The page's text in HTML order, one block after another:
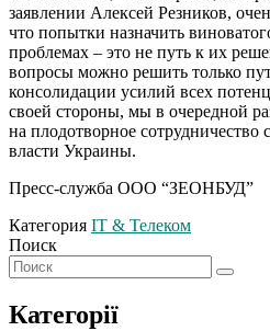
заявлении Алексей Резников,
что попытки назначить
проблемах – это не путь к их
вопросы можно решить только
консолидации усилий всех
своей стороны, мы в очередной
на плодотворное сотрудничество
власти Украины.
Пресс-служба ООО “ЗЕОНБУД”
Категория IT & Телеком
Поиск
Категорії